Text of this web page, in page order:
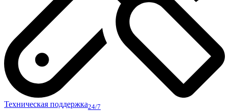
Техническая поддержка24/7